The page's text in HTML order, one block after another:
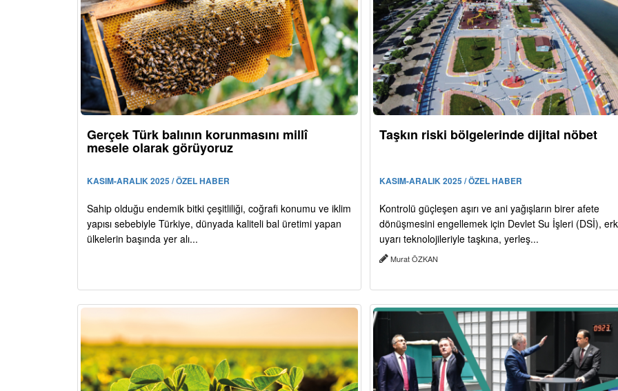
Gerçek Türk balının korunmasını millî
mesele olarak görüyoruz
KASIM-ARALIK 2025 / ÖZEL HABER
Sahip olduğu endemik bitki çeşitliliği, coğrafi konumu ve iklim
yapısı sebebiyle Türkiye, dünyada kaliteli bal üretimi yapan
ülkelerin başında yer alı...
Taşkın riski bölgelerinde dijital nöbet
KASIM-ARALIK 2025 / ÖZEL HABER
Kontrolü güçleşen aşırı ve ani yağışların birer afete
dönüşmesini engellemek için Devlet Su İşleri (DSİ),
uyarı teknolojileriyle taşkına, yerleş...
Murat ÖZKAN